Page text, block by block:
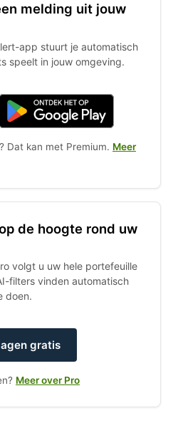
melding uit jouw
app stuurt je automatisch
speelt in jouw omgeving.
Dat kan met Premium. Meer
de hoogte rond uw
volgt u uw hele portefeuille
filters vinden automatisch
doen.
gratis
Meer over Pro